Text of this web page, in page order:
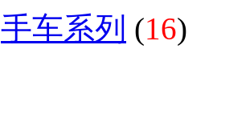
手车系列 (16)